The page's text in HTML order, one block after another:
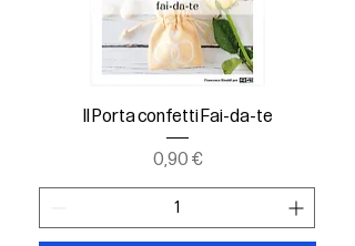
Il Porta confetti Fai-da-te
Prezzo
0,90 €